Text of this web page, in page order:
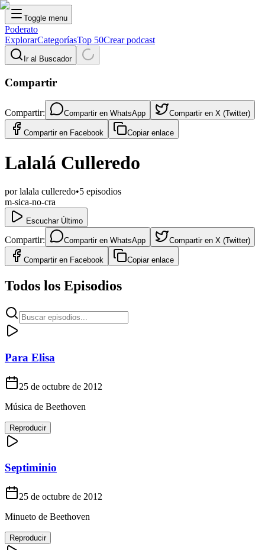
Toggle menu
Poderato
ExplorarCategoríasTop 50Crear podcast
Ir al Buscador
Compartir
Compartir: Compartir en WhatsApp Compartir en X (Twitter)
Compartir en Facebook Copiar enlace
Lalalá Culleredo
porlalala culleredo•5 episodios
m-sica-no-cra
Escuchar Último
Compartir: Compartir en WhatsApp Compartir en X (Twitter)
Compartir en Facebook Copiar enlace
Todos los Episodios
Para Elisa
25 de octubre de 2012
Música de Beethoven
Reproducir
Septiminio
25 de octubre de 2012
Minueto de Beethoven
Reproducir